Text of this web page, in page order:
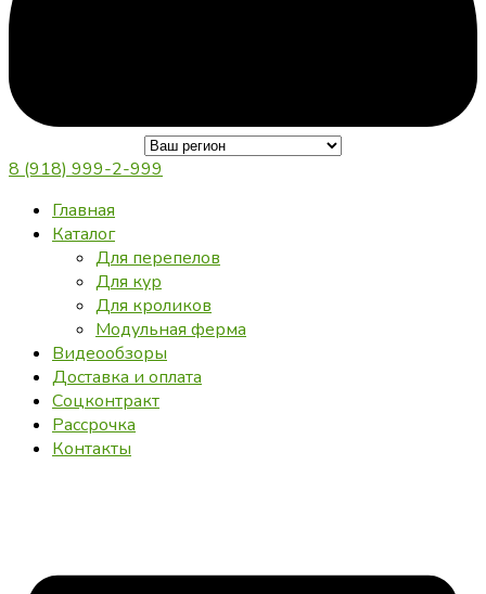
8 (918) 999-2-999
Главная
Каталог
Для перепелов
Для кур
Для кроликов
Модульная ферма
Видеообзоры
Доставка и оплата
Соцконтракт
Рассрочка
Контакты